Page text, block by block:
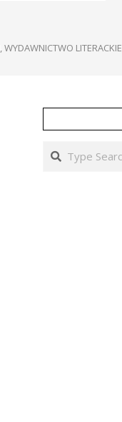
,WYDAWNICTWO LITERACKIE
Search